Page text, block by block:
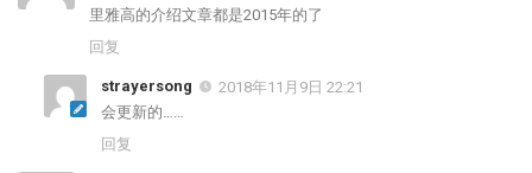
里雅高的介绍文章都是2015年的了
回复
strayersong
2018年11月9日 22:21
会更新的……
回复